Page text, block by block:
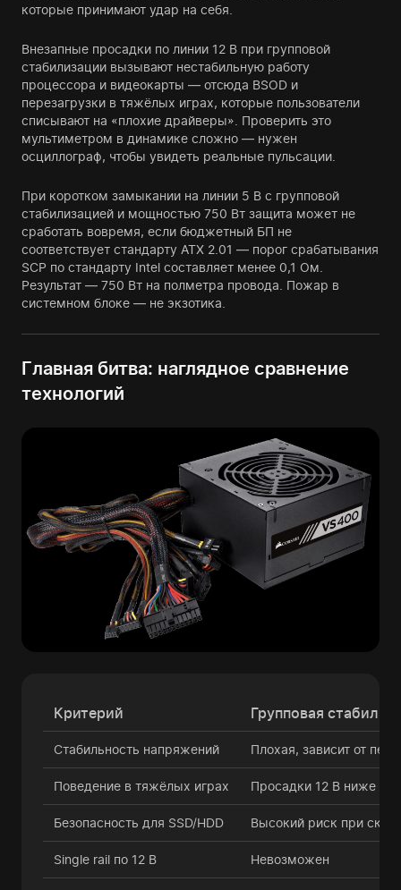
которые принимают удар на себя.
Внезапные просадки по линии 12 В при групповой
стабилизации вызывают нестабильную работу
процессора и видеокарты — отсюда BSOD и
перезагрузки в тяжёлых играх, которые пользователи
списывают на «плохие драйверы». Проверить это
мультиметром в динамике сложно — нужен
осциллограф, чтобы увидеть реальные пульсации.
При коротком замыкании на линии 5 В с групповой
стабилизацией и мощностью 750 Вт защита может не
сработать вовремя, если бюджетный БП не
соответствует стандарту ATX 2.01 — порог срабатывания
SCP по стандарту Intel составляет менее 0,1 Ом.
Результат — 750 Вт на полметра провода. Пожар в
системном блоке — не экзотика.
Главная битва: наглядное сравнение
технологий
Критерий Групповая
Стабильность напряжений Плохая, зависит от
Поведение в тяжёлых играх Просадки 12 В ниже
Безопасность для SSD/HDD Высокий риск при
Single rail по 12 В Невозможен